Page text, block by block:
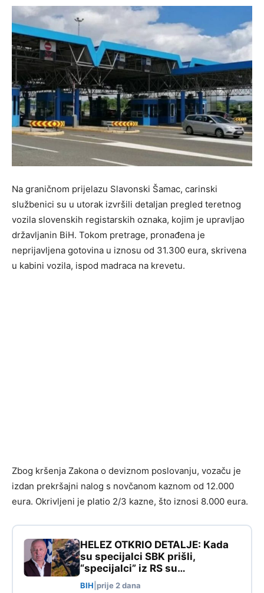
Na graničnom prijelazu Slavonski Šamac, carinski
službenici su u utorak izvršili detaljan pregled teretnog
vozila slovenskih registarskih oznaka, kojim je upravljao
državljanin BiH. Tokom pretrage, pronađena je
neprijavljena gotovina u iznosu od 31.300 eura, skrivena
u kabini vozila, ispod madraca na krevetu.
Zbog kršenja Zakona o deviznom poslovanju, vozaču je
izdan prekršajni nalog s novčanom kaznom od 12.000
eura. Okrivljeni je platio 2/3 kazne, što iznosi 8.000 eura.
HELEZ OTKRIO DETALJE: Kada
su specijalci SBK prišli,
“specijalci” iz RS su…
BIH prije 2 dana